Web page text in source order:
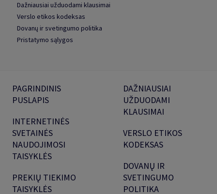
Dažniausiai užduodami klausimai
Verslo etikos kodeksas
Dovanų ir svetingumo politika
Pristatymo sąlygos
PAGRINDINIS
PUSLAPIS
INTERNETINĖS
SVETAINĖS
NAUDOJIMOSI
TAISYKLĖS
PREKIŲ TIEKIMO
TAISYKLĖS
DAŽNIAUSIAI
UŽDUODAMI
KLAUSIMAI
VERSLO ETIKOS
KODEKSAS
DOVANŲ IR
SVETINGUMO
POLITIKA